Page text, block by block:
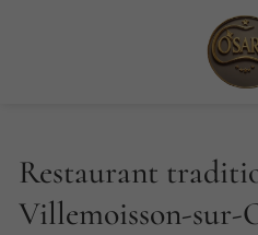
Restaurant
Villemoisson-sur-